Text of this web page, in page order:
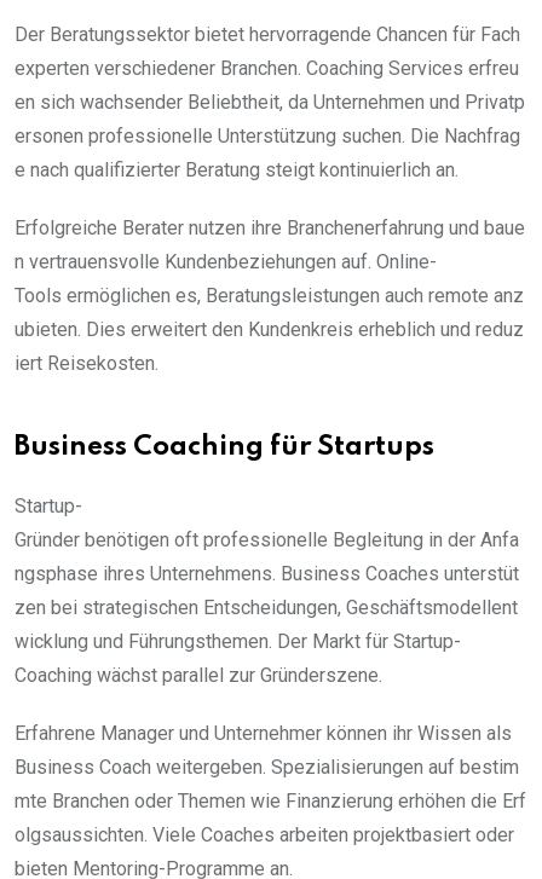
Der Beratungssektor bietet hervorragende Chancen für Fach
experten verschiedener Branchen. Coaching Services erfreu
en sich wachsender Beliebtheit, da Unternehmen und Privatp
ersonen professionelle Unterstützung suchen. Die Nachfrag
e nach qualifizierter Beratung steigt kontinuierlich an.
Erfolgreiche Berater nutzen ihre Branchenerfahrung und baue
n vertrauensvolle Kundenbeziehungen auf. Online-
Tools ermöglichen es, Beratungsleistungen auch remote anz
ubieten. Dies erweitert den Kundenkreis erheblich und reduz
iert Reisekosten.
Business Coaching für Startups
Startup-
Gründer benötigen oft professionelle Begleitung in der Anfa
ngsphase ihres Unternehmens. Business Coaches unterstüt
zen bei strategischen Entscheidungen, Geschäftsmodellent
wicklung und Führungsthemen. Der Markt für Startup-
Coaching wächst parallel zur Gründerszene.
Erfahrene Manager und Unternehmer können ihr Wissen als
Business Coach weitergeben. Spezialisierungen auf bestim
mte Branchen oder Themen wie Finanzierung erhöhen die Erf
olgsaussichten. Viele Coaches arbeiten projektbasiert oder
bieten Mentoring-Programme an.